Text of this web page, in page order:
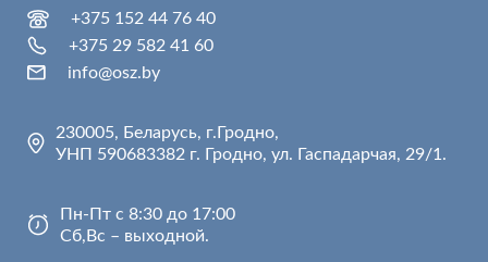
+375 152 44 76 40
+375 29 582 41 60
info@osz.by
230005, Беларусь, г.Гродно,
УНП 590683382 г. Гродно, ул. Гаспадарчая, 29/1.
Пн-Пт с 8:30 до 17:00
Сб,Вс – выходной.